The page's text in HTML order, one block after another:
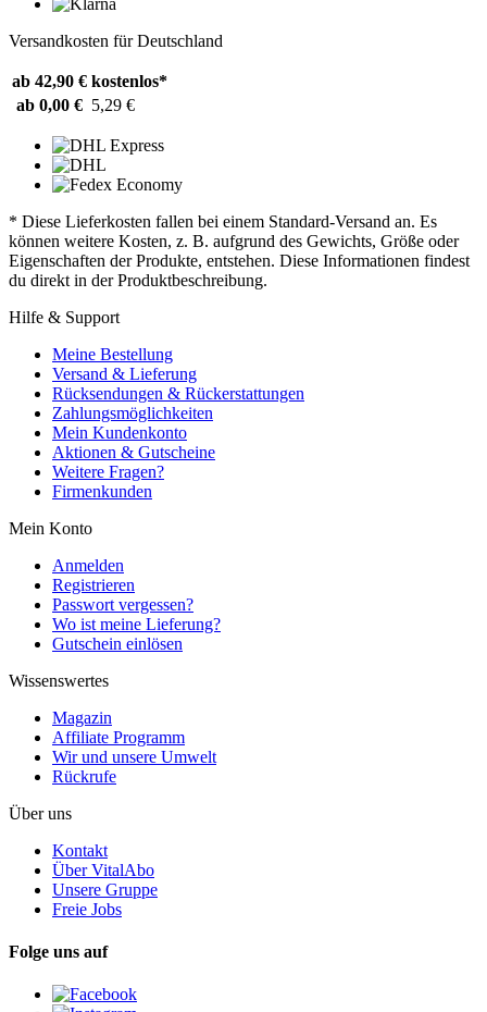
Versandkosten für Deutschland
ab 42,90 € kostenlos*
ab 0,00 € 5,29 €
* Diese Lieferkosten fallen bei einem Standard-Versand an. Es
können weitere Kosten, z. B. aufgrund des Gewichts, Größe oder
Eigenschaften der Produkte, entstehen. Diese Informationen findest
du direkt in der Produktbeschreibung.
Hilfe & Support
Meine Bestellung
Versand & Lieferung
Rücksendungen & Rückerstattungen
Zahlungsmöglichkeiten
Mein Kundenkonto
Aktionen & Gutscheine
Weitere Fragen?
Firmenkunden
Mein Konto
Anmelden
Registrieren
Passwort vergessen?
Wo ist meine Lieferung?
Gutschein einlösen
Wissenswertes
Magazin
Affiliate Programm
Wir und unsere Umwelt
Rückrufe
Über uns
Kontakt
Über VitalAbo
Unsere Gruppe
Freie Jobs
Folge uns auf